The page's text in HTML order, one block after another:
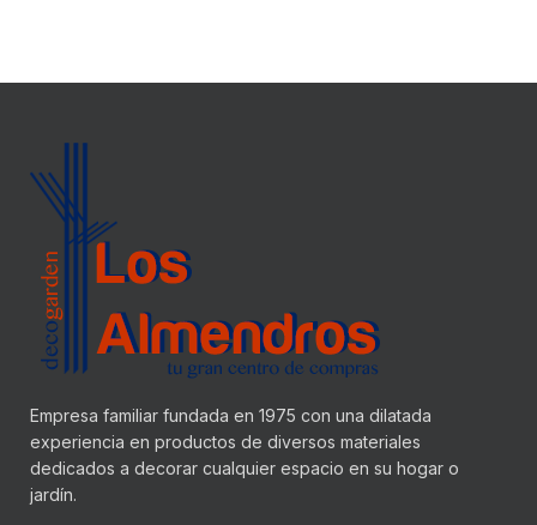
Empresa familiar fundada en 1975 con una dilatada
experiencia en productos de diversos materiales
dedicados a decorar cualquier espacio en su hogar o
jardín.